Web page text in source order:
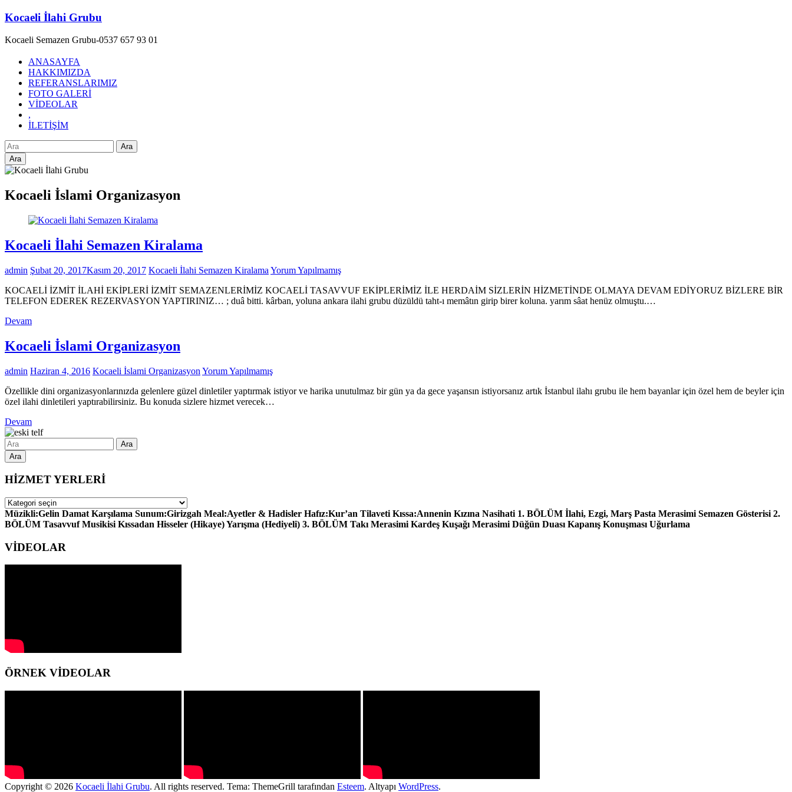
Skip
content
Kocaeli İlahi Grubu
Kocaeli Semazen Grubu-0537 657 93 01
ANASAYFA
HAKKIMIZDA
REFERANSLARIMIZ
FOTO GALERİ
VİDEOLAR
,
İLETİŞİM
Ara
Kocaeli İslami Organizasyon
Kocaeli İlahi Semazen Kiralama
admin Şubat 20, 2017Kasım 20, 2017 Kocaeli İlahi Semazen Kiralama Yorum Yapılmamış
KOCAELİ İZMİT İLAHİ EKİPLERİ İZMİT SEMAZENLERİMİZ KOCAELİ TASAVVUF EKİPLERİMİZ İLE HERDAİM SİZLERİN HİZMETİNDE OLMAYA DEVAM EDİYORUZ BİZLERE BİR
TELEFON EDEREK REZERVASYON YAPTIRINIZ… ; duâ bitti. kârban, yoluna ankara ilahi grubu düzüldü taht-ı memâtın girip birer koluna. yarım sâat henüz olmuştu.…
Devam
Kocaeli İslami Organizasyon
admin Haziran 4, 2016 Kocaeli İslami Organizasyon Yorum Yapılmamış
Özellikle dini organizasyonlarınızda gelenlere güzel dinletiler yaptırmak istiyor ve harika unutulmaz bir gün ya da gece yaşansın istiyorsanız artık İstanbul ilahı grubu ile hem bayanlar için özel hem de beyler için
özel ilahi dinletileri yaptırabilirsiniz. Bu konuda sizlere hizmet verecek…
Devam
Ara
HİZMET YERLERİ
HİZMET
YERLERİ
Müzikli:Gelin Damat Karşılama Sunum:Girizgah Meal:Ayetler & Hadisler Hafız:Kur’an Tilaveti Kıssa:Annenin Kızına Nasihati 1. BÖLÜM İlahi, Ezgi, Marş Pasta Merasimi Semazen Gösterisi 2.
BÖLÜM Tasavvuf Musikisi Kıssadan Hisseler (Hikaye) Yarışma (Hediyeli) 3. BÖLÜM Takı Merasimi Kardeş Kuşağı Merasimi Düğün Duası Kapanış Konuşması Uğurlama
VİDEOLAR
ÖRNEK VİDEOLAR
Copyright © 2026 Kocaeli İlahi Grubu. All rights reserved. Tema: ThemeGrill tarafından Esteem. Altyapı WordPress.